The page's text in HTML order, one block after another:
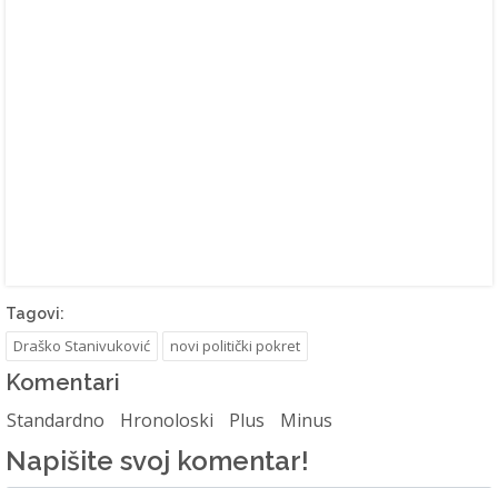
Tagovi:
Draško Stanivuković novi politički pokret
Komentari
Standardno Hronoloski Plus Minus
Napišite svoj komentar!